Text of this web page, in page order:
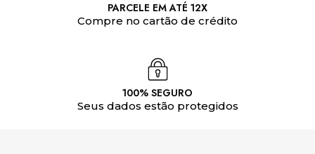
PARCELE EM ATÉ 12X
Compre no cartão de crédito
100% SEGURO
Seus dados estão protegidos